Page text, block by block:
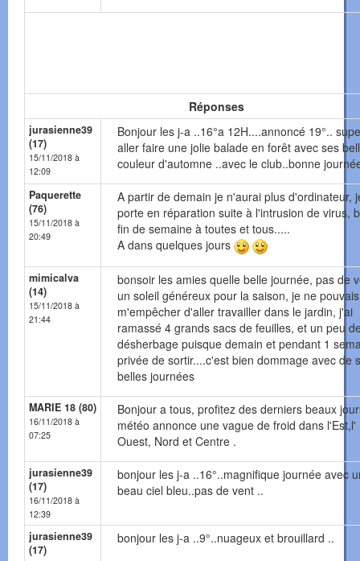
Réponses
jurasienne39
(17)
15/11/2018 à
12:09
Bonjour les j-a ..16°a 12H....annoncé 19°..
aller faire une jolie balade en forêt avec ses
couleur d'automne ..avec le club..bonne
Paquerette
(76)
15/11/2018 à
20:49
A partir de demain je n'aurai plus d'ordinateur,
porte en réparation suite à l'intrusion de virus,
fin de semaine à toutes et tous.....
A dans quelques jours
mimicalva
(14)
15/11/2018 à
21:44
bonsoir les amies quelle belle journée, pas de
un soleil généreux pour la saison, je ne
m'empêcher d'aller travailler dans le jardin, j'ai
ramassé 4 grands sacs de feuilles, et un peu
désherbage puisque demain et pendant 1
privée de sortir....c'est bien dommage avec de
belles journées
MARIE 18 (80)
16/11/2018 à
07:25
Bonjour a tous, profitez des derniers beaux
météo annonce une vague de froid dans l'Est,l'
Ouest, Nord et Centre .
jurasienne39
(17)
16/11/2018 à
12:39
bonjour les j-a ..16°..magnifique journée avec
beau ciel bleu..pas de vent ..
jurasienne39
(17)
bonjour les j-a ..9°..nuageux et brouillard ..